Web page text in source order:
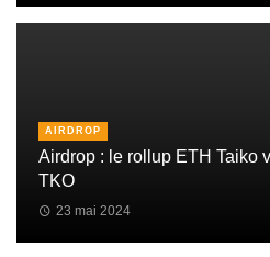
AIRDROP
Airdrop : le rollup ETH Taiko
TKO
23 mai 2024